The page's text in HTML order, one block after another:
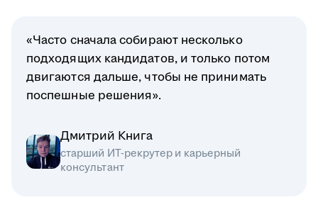
«Часто сначала собирают несколько
подходящих кандидатов, и только потом
двигаются дальше, чтобы не принимать
поспешные решения».
Дмитрий Книга
старший ИТ-рекрутер и карьерный
консультант